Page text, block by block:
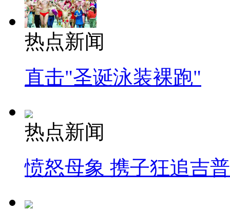
热点新闻
直击"圣诞泳装裸跑"
热点新闻
愤怒母象 携子狂追吉